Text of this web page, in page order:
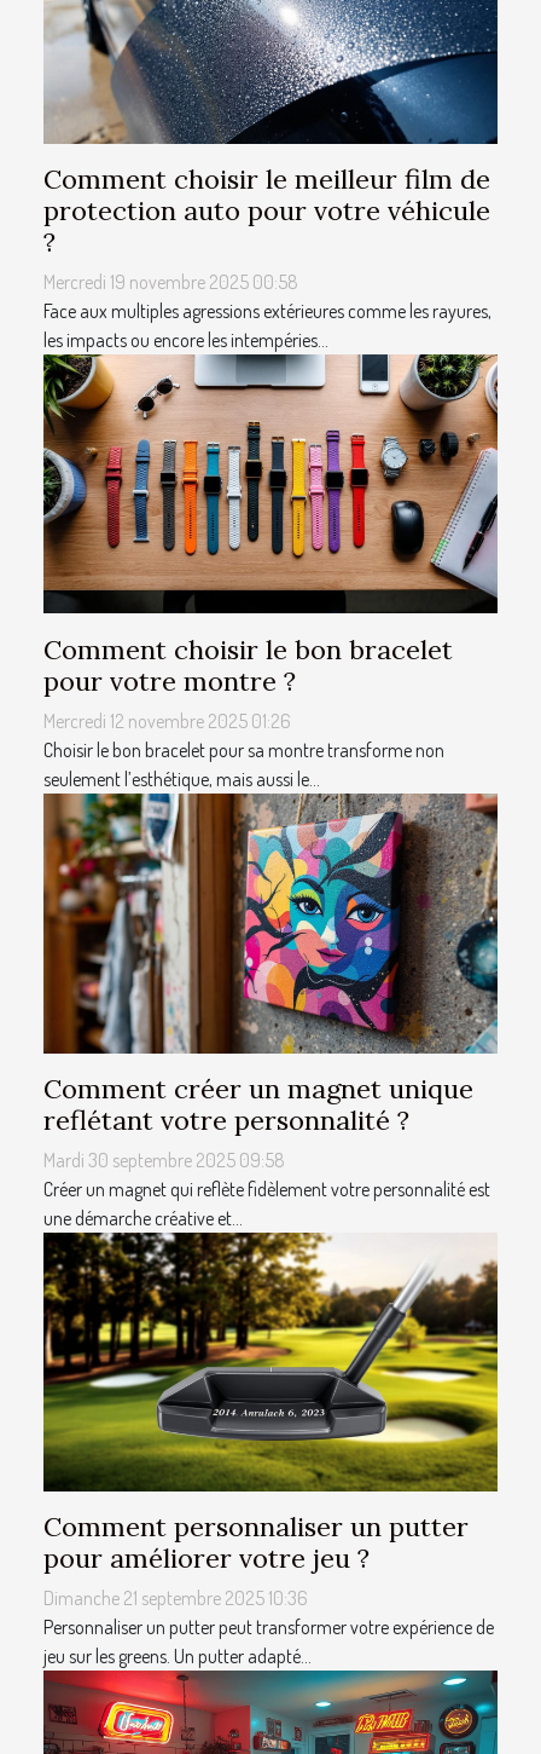
Comment choisir le meilleur film de
protection auto pour votre véhicule
?
Mercredi 19 novembre 2025 00:58
Face aux multiples agressions extérieures comme les rayures,
les impacts ou encore les intempéries...
Comment choisir le bon bracelet
pour votre montre ?
Mercredi 12 novembre 2025 01:26
Choisir le bon bracelet pour sa montre transforme non
seulement l’esthétique, mais aussi le...
Comment créer un magnet unique
reflétant votre personnalité ?
Mardi 30 septembre 2025 09:58
Créer un magnet qui reflète fidèlement votre personnalité est
une démarche créative et...
Comment personnaliser un putter
pour améliorer votre jeu ?
Dimanche 21 septembre 2025 10:36
Personnaliser un putter peut transformer votre expérience de
jeu sur les greens. Un putter adapté...